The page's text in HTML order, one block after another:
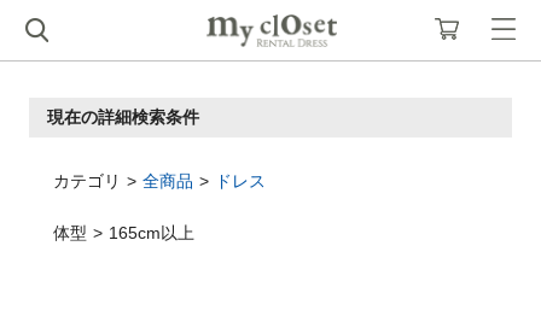
現在の詳細検索条件
カテゴリ 全商品 ドレス
体型 165cm以上